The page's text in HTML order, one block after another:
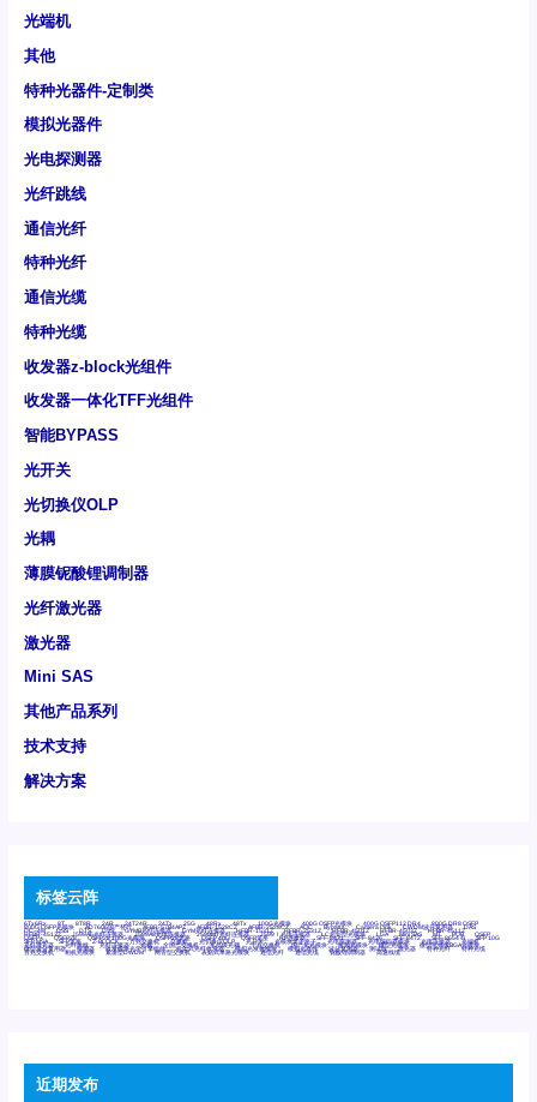
光端机
其他
特种光器件-定制类
模拟光器件
光电探测器
光纤跳线
通信光纤
特种光纤
通信光缆
特种光缆
收发器z-block光组件
收发器一体化TFF光组件
智能BYPASS
光开关
光切换仪OLP
光耦
薄膜铌酸锂调制器
光纤激光器
激光器
Mini SAS
其他产品系列
技术支持
解决方案
标签云阵
6Tx6Rx 8T 8T8R 24R 24T24R 24Tx 25G 48Rx 48Tx 100G光模块 400G OSFP光模块 400G QSFP112 DR4 800G DR8 OSFP
800G OSFP光模块 AD7606国产替代 AFBR-57B4APZ AFBR-1528CZ AFBR-2528CZ AOC Bypass Camera Link CWDM波分复用器 DAS
DC~4M DSS DTS DVS GYMB光纤连接器 GYM光纤连接器 HFBR-1531Z HFBR-2531Z HFBR-4501Z HFBR-4503Z HFBR-4511Z
HFBR-4513Z J599A6光纤连接器 J599A8光电连接器 J599MT光纤连接器 J599Ⅰ光电连接器 LC超短型光模块 LGA Mini SAS MT POB QSFP
QSFP+ QSFP28 QSFP28 100G光模块 QSFP28笼座 QSFP 40G QSFP笼座 RP连接器 SFF-8431 SFF-8436 SFF-8472 SFF-8654 4i SFP 10G
SFP MSA SFP笼座 Z-BLOCK 万兆交换机 交换机 光切换仪OLP 光开关 光模块笼子座子 光电探测器 光电编码器模块 光电连接器 光端机
光纤激光器 光纤跳线 光纤连接器 光耦 全国产交换机 军品级光耦 千兆交换机 国产化光模块 射频光模块 微型光模块 微型可插拔BGA光模块
微型波分复用器 探测器 收发模块光学引擎组件 机架式光纤收发器 模拟光发射模块 模拟光器件 波分复用器 测试版 激光器 特种光纤 特种光缆
百兆交换机 相机光模块 紧凑型DWDM 网管型交换机 表贴式单路光模块 通信光纤 通信光缆 铌酸锂调制器 高速线缆
近期发布